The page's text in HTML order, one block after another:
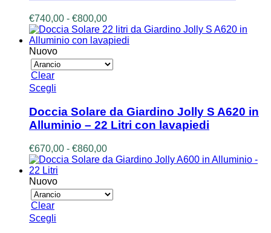
Le
opzioni
possono
essere
scelte
nella
€740,00 - €800,00Fascia
di
prezzo:
€740,00
a
Nuovo
Clear
Scegli
ha
più
varianti.
opzioni
possono
essere
scelte
nella
Doccia Solare da Giardino Jolly S A620 in
Alluminio – 22 Litri con lavapiedi
€670,00 - €860,00Fascia
di
€670,00
a
Nuovo
Clear
Scegli